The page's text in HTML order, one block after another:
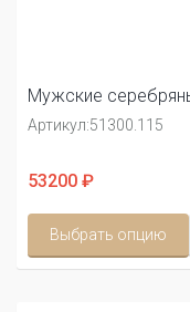
Мужские
Артикул:51300.115
53200 ₽
Выбрать опцию